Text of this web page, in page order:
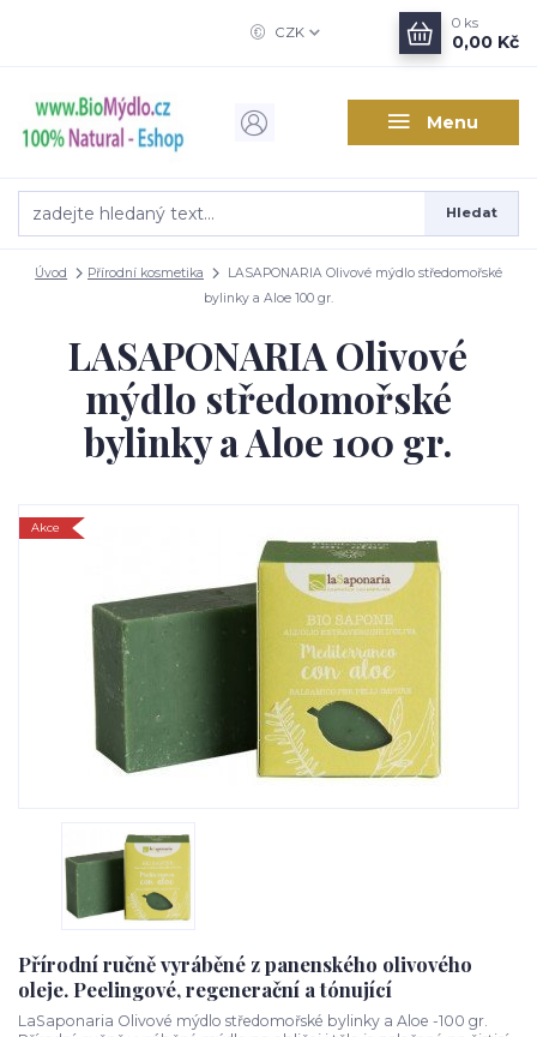
Menu
CZK
Hledat
0 ks
0,00 Kč
Úvod Přírodní kosmetika
LASAPONARIA Olivové mýdlo středomořské
bylinky a Aloe 100 gr.
LASAPONARIA Olivové
mýdlo středomořské
bylinky a Aloe 100 gr.
Akce
Přírodní ručně vyráběné z panenského olivového
oleje. Peelingové, regenerační a tónující
LaSaponaria Olivové mýdlo středomořské bylinky a Aloe -100 gr.